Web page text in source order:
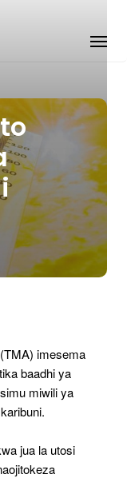
imesema
baadhi ya
miwili ya
jua la utosi